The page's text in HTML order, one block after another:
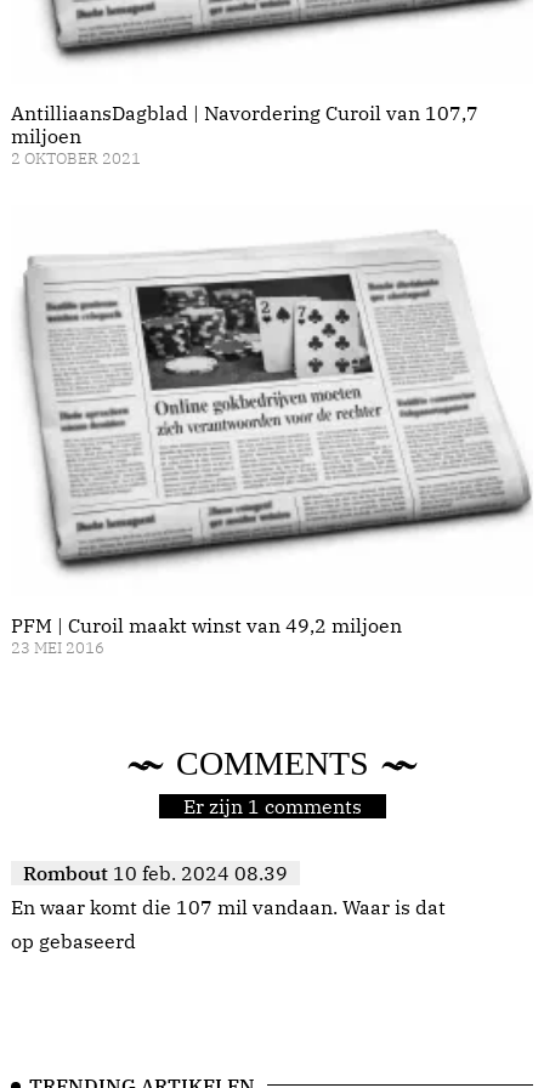
AntilliaansDagblad | Navordering Curoil van 107,7
miljoen
2 OKTOBER 2021
PFM | Curoil maakt winst van 49,2 miljoen
23 MEI 2016
COMMENTS
Er zijn 1 comments
Rombout 10 feb. 2024 08.39
En waar komt die 107 mil vandaan. Waar is dat
op gebaseerd